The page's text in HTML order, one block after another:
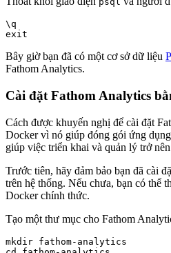
\q
Bây giờ bạn đã có một cơ sở dữ liệu
Fathom Analytics.
Cài đặt Fathom Analytics
Cách được khuyến nghị để cài đặt
Docker vì nó giúp đóng gói ứng
giúp việc triển khai và quản lý trở
Trước tiên, hãy đảm bảo bạn đã cài
trên hệ thống. Nếu chưa, bạn có thể
Docker chính thức.
Tạo một thư mục cho Fathom
mkdir fathom-analytics